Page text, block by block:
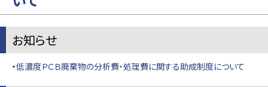
お知らせ
・低濃度ＰＣＢ廃棄物の分析費・処理費に関する助成制度について